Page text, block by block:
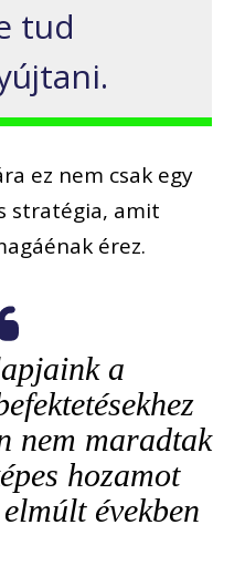
tud
ez nem csak egy
stratégia, amit
érez.
a
nem maradtak
hozamot
években